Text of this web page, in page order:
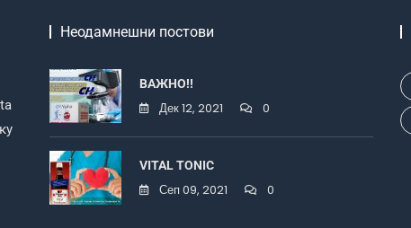
Неодамнешни постови
ВАЖНО!!
Дек 12, 2021 0
VITAL TONIC
Сеп 09, 2021 0